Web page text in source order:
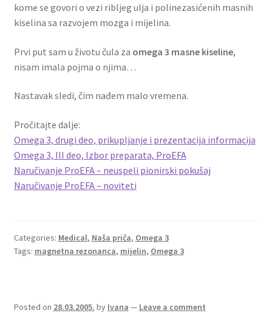
kome se govori o vezi ribljeg ulja i polinezasićenih masnih
kiselina sa razvojem mozga i mijelina.
Prvi put sam u životu čula za omega 3 masne kiseline,
nisam imala pojma o njima…
Nastavak sledi, čim nađem malo vremena.
Pročitajte dalje:
Omega 3, drugi deo, prikupljanje i prezentacija informacija
Omega 3, III deo, Izbor preparata, ProEFA
Naručivanje ProEFA – neuspeli pionirski pokušaj
Naručivanje ProEFA – noviteti
Categories: Medical, Naša priča, Omega 3
Tags: magnetna rezonanca, mijelin, Omega 3
Posted on 28.03.2005. by Ivana — Leave a comment